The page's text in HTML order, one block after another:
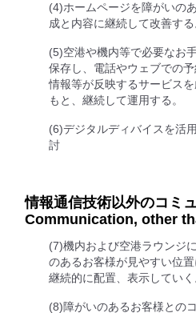
(4)ホームページを障がいの
成と内容に継続して改善する
(5)空港や機内等で必要なお
保存し、電話やウェブでの
情報等が反映するサービス
もと、継続して運用する。
(6)デジタルディバイスを活
討
情報通信技術以外のコミ
Communication, other
(7)機内および空港ラウンジ
のあるお客様が見やすい位
継続的に配置、表示していく
(8)障がいのあるお客様との